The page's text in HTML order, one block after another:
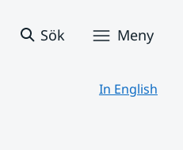
Sök Meny
In English